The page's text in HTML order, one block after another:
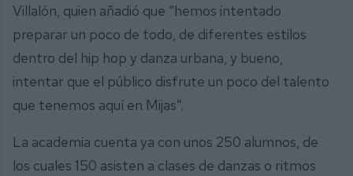
Villalón, quien añadió que “hemos intentado
preparar un poco de todo, de diferentes estilos
dentro del hip hop y danza urbana, y bueno,
intentar que el público disfrute un poco del talento
que tenemos aquí en Mijas”.
La academia cuenta ya con unos 250 alumnos, de
los cuales 150 asisten a clases de danzas o ritmos